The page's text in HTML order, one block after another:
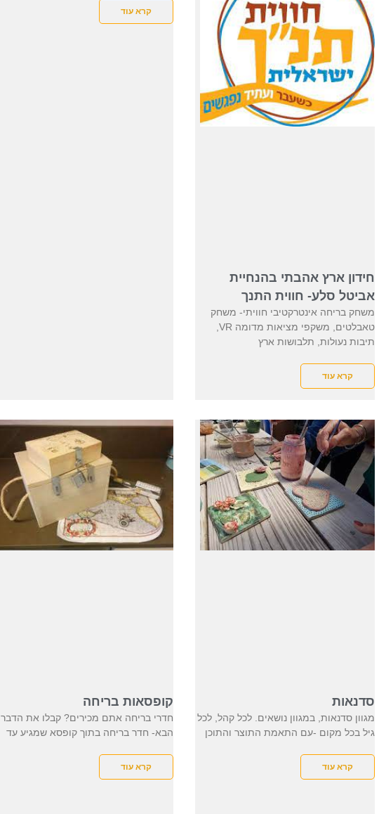
חידון ארץ אהבתי בהנחיית
אביטל סלע- חווית התנך
משחק בריחה אינטרקטיבי חוויתי- משחק
טאבלטים, משקפי מציאות מדומה VR,
תיבות נעולות, תלבושות ארץ
קרא עוד
קרא עוד
סדנאות
מגוון סדנאות, במגוון נושאים. לכל קהל, לכל
גיל בכל מקום -עם התאמת התוצר והתוכן
קרא עוד
קופסאות בריחה
חדרי בריחה אתם מכירים? קבלו את הדבר
הבא- חדר בריחה בתוך קופסא שמגיע עד
קרא עוד